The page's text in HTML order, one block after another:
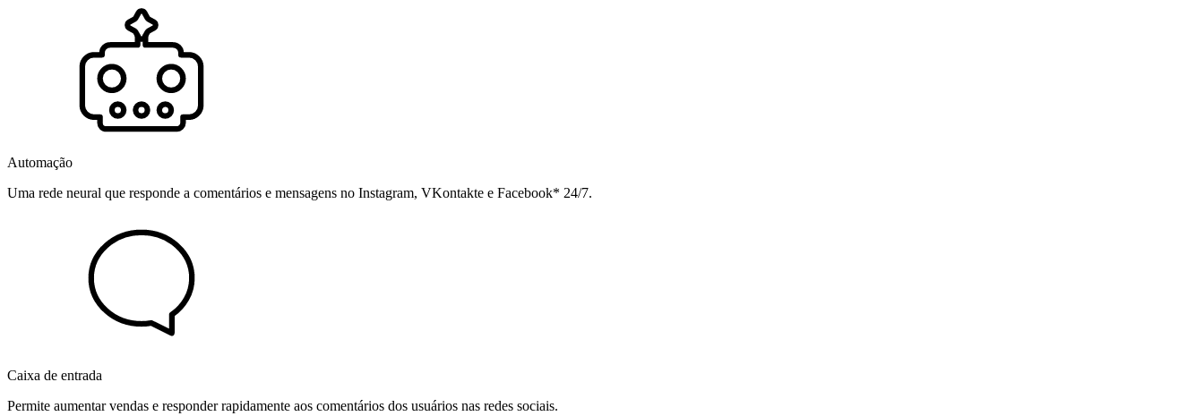
Automação
Uma rede neural que responde a comentários e mensagens no Instagram, VKontakte e Facebook* 24/7.
Caixa de entrada
Permite aumentar vendas e responder rapidamente aos comentários dos usuários nas redes sociais.